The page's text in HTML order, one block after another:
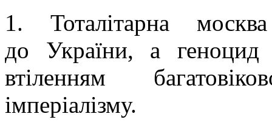
1. Тоталітарна
до України, а геноцид
втіленням
імперіалізму.